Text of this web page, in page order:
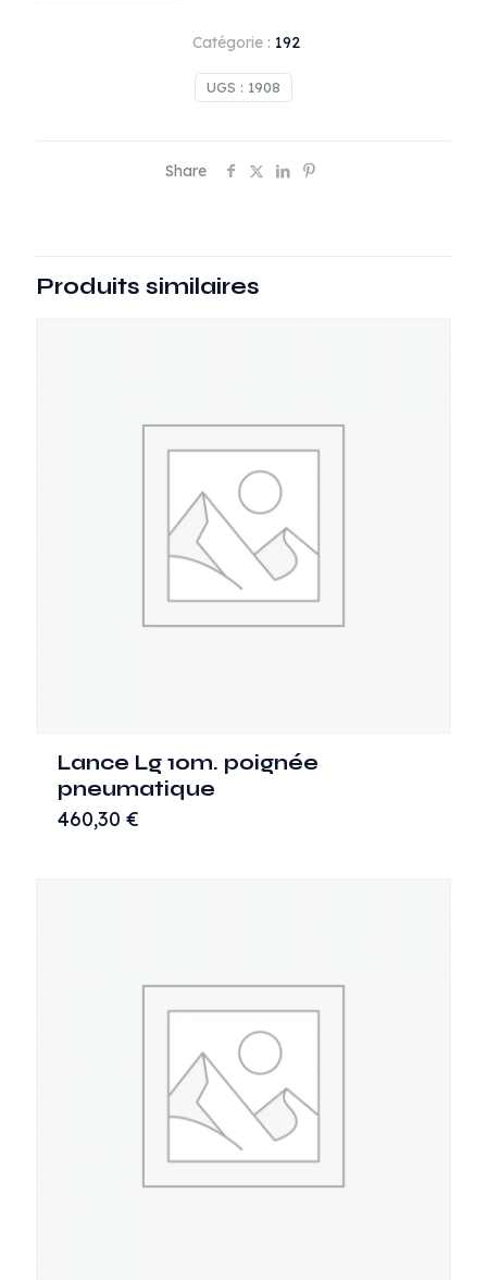
UGS : 1908
Catégorie : 192
Share
Produits similaires
Lance Lg 10m. poignée
pneumatique
460,30 €